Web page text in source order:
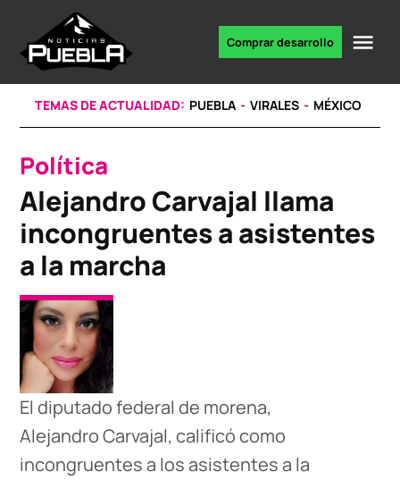
content
noticias
Comprar desarrollo
TEMAS DE ACTUALIDAD: PUEBLA VIRALES MÉXICO
POSTED
IN
Política
Alejandro Carvajal llama
incongruentes a asistentes
a la marcha
El diputado federal de morena,
Alejandro Carvajal, calificó como
incongruentes a los asistentes a la